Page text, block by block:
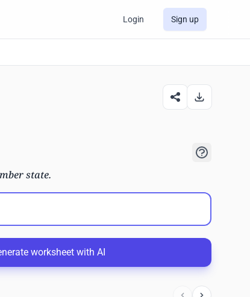
Login Sign up
state.
worksheet with AI